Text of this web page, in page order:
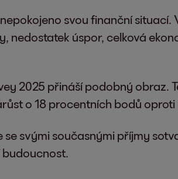
svou finanční
nedostatek úspor, celková
2025 přináší podobný obraz.
o 18 procentních bodů
svými současnými příjmy
budoucnost.